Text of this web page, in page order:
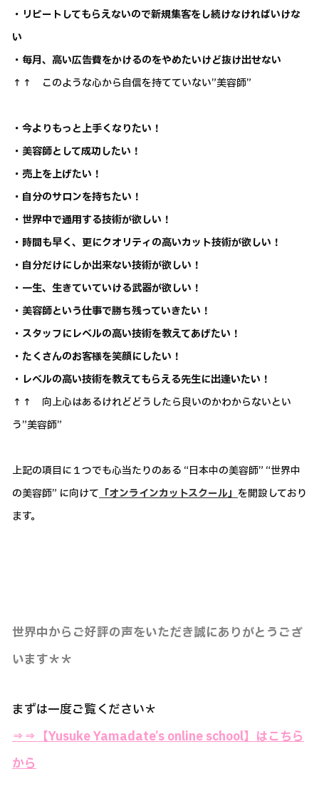
・リピートしてもらえないので新規集客をし続けなければいけな
い
・毎月、高い広告費をかけるのをやめたいけど抜け出せない
↑↑ このような心から自信を持てていない”美容師”
・今よりもっと上手くなりたい！
・美容師として成功したい！
・売上を上げたい！
・自分のサロンを持ちたい！
・世界中で通用する技術が欲しい！
・時間も早く、更にクオリティの高いカット技術が欲しい！
・自分だけにしか出来ない技術が欲しい！
・一生、生きていていける武器が欲しい！
・美容師という仕事で勝ち残っていきたい！
・スタッフにレベルの高い技術を教えてあげたい！
・たくさんのお客様を笑顔にしたい！
・レベルの高い技術を教えてもらえる先生に出逢いたい！
↑↑ 向上心はあるけれどどうしたら良いのかわからないとい
う”美容師”
上記の項目に１つでも心当たりのある “日本中の美容師” “世界中
の美容師” に向けて 「オンラインカットスクール」 を開設しており
ます。
世界中からご好評の声をいただき誠にありがとうござ
います＊＊
まずは一度ご覧ください＊
⇒⇒【Yusuke Yamadate’s online school】はこちら
から